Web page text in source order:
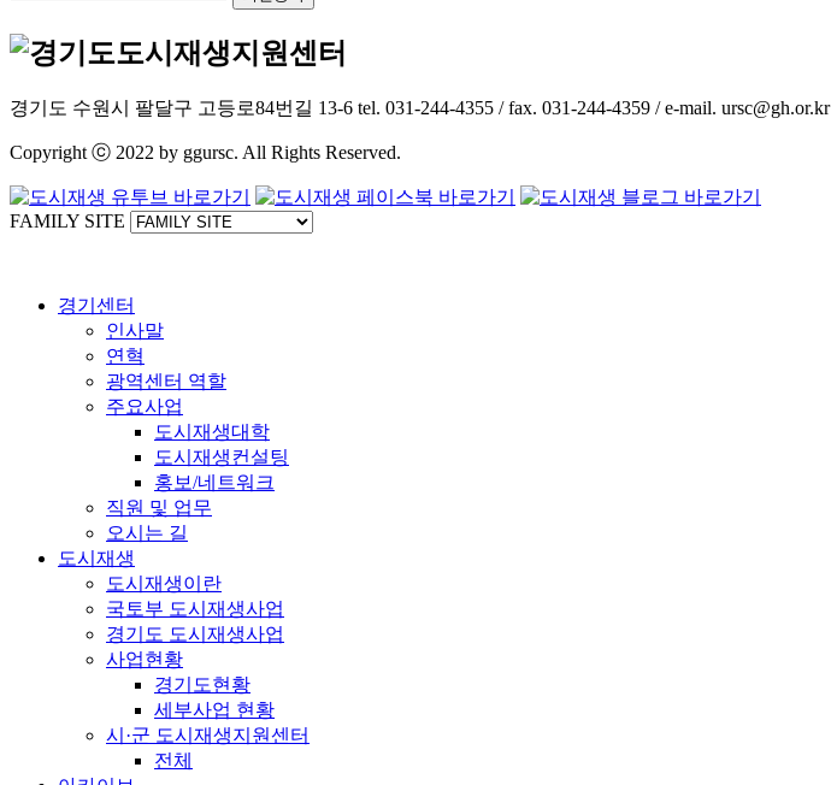
경기도 수원시 팔달구 고등로84번길 13-6 tel. 031-244-4355 / fax. 031-244-4359 / e-mail. ursc@gh.or.kr
Copyright ⓒ 2022 by ggursc. All Rights Reserved.
FAMILY SITE
경기센터
인사말
연혁
광역센터 역할
주요사업
도시재생대학
도시재생컨설팅
홍보/네트워크
직원 및 업무
오시는 길
도시재생
도시재생이란
국토부 도시재생사업
경기도 도시재생사업
사업현황
경기도현황
세부사업 현황
시·군 도시재생지원센터
전체